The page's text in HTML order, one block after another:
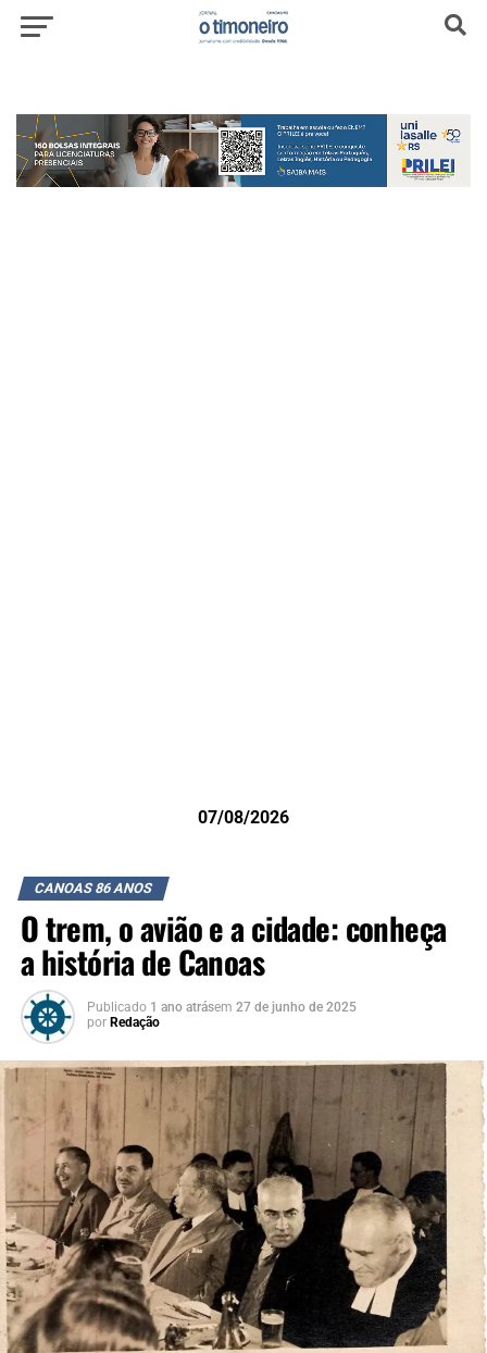
07/08/2026
CANOAS 86 ANOS
O trem, o avião e a cidade: conheça
a história de Canoas
Publicado 1 ano atrásem 27 de junho de 2025
por Redação